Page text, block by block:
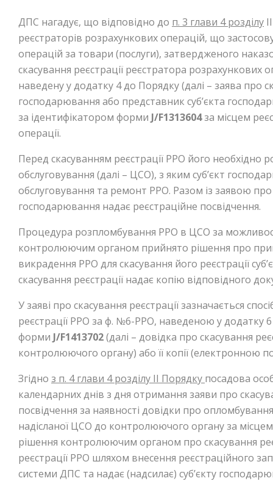
ДПС нагадує, що відповідно до п. 3 глави 4 розділу
реєстраторів розрахункових операцій, що
операцій за товари (послуги), затвердженого
скасування реєстрації реєстратора розрахункових
наведену у додатку 4 до Порядку (далі – заява про
господарювання або представник суб’єкта
за ідентифікатором форми J/F1313604за місцем
операції.
Перед скасуванням реєстрації РРО його необхідно
обслуговування (далі – ЦСО), з яким суб’єкт
обслуговування та ремонт РРО. Разом із заявою про
господарювання надає реєстраційне посвідчення.
Процедура розпломбування РРО в ЦСО за
контролюючим органом прийнято рішення про
викрадення РРО для скасування його реєстрації
скасування реєстрації надає копію відповідного
У заяві про скасування реєстрації зазначається
реєстрації РРО за ф. №6-РРО, наведеною у додатку
форми J/F1413702(далі – довідка про скасування
контролюючого органу) або її копії (електронною
Згідно з п. 4 глави 4 розділу II Порядку посадова
календарних днів з дня отримання заяви про
посвідчення за наявності довідки про
надісланої ЦСО до контролюючого органу за
рішення контролюючим органом про скасування
реєстрації РРО шляхом внесення реєстраційного
системи ДПС та надає (надсилає) суб’єкту